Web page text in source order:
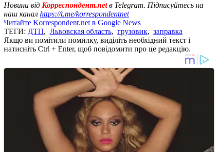
Новини від Корреспондент.netв Telegram. Підписуйтесь на
наш канал https://t.me/korrespondentnet
Читайте Korrespondent.net в Google News
ТЕГИ: ДТП, Львовская область, грузовик, заправка
Якщо ви помітили помилку, виділіть необхідний текст і
натисніть Ctrl + Enter, щоб повідомити про це редакцію.